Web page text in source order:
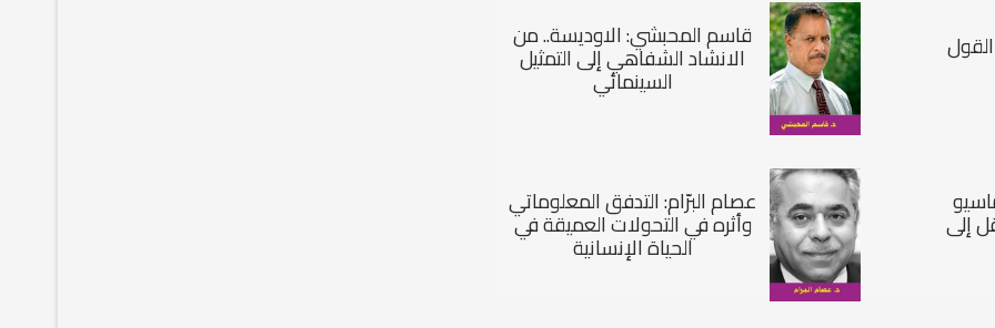
قاسم المحبشي: الاوديسة.. من
الانشاد الشفاهي إلى التمثيل
السينمائي
إلى
عصام البرّام: التدفق المعلوماتي
وأثره في التحولات العميقة في
الحياة الإنسانية